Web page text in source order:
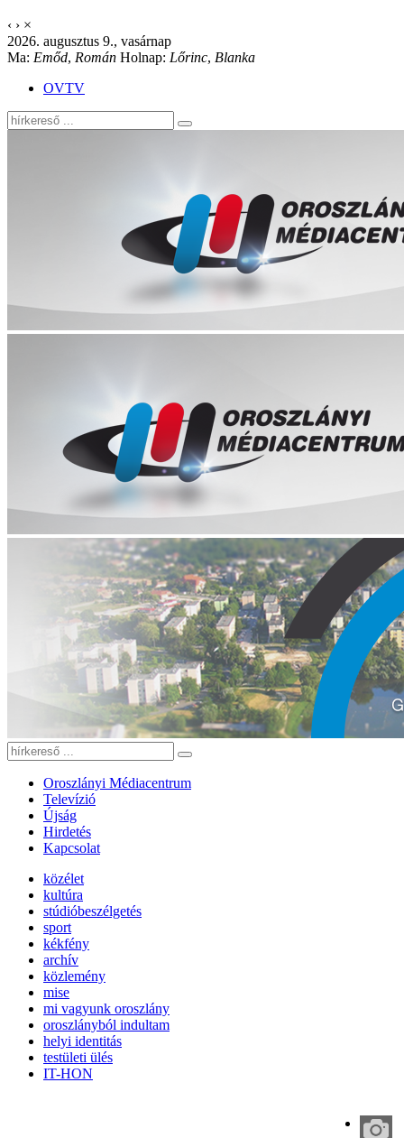
‹ › ×
2026. augusztus 9., vasárnap
Ma: Emőd, Román Holnap: Lőrinc, Blanka
OVTV
Oroszlányi Médiacentrum
Televízió
Újság
Hirdetés
Kapcsolat
közélet
kultúra
stúdióbeszélgetés
sport
kékfény
archív
közlemény
mise
mi vagyunk oroszlány
oroszlányból indultam
helyi identitás
testületi ülés
IT-HON